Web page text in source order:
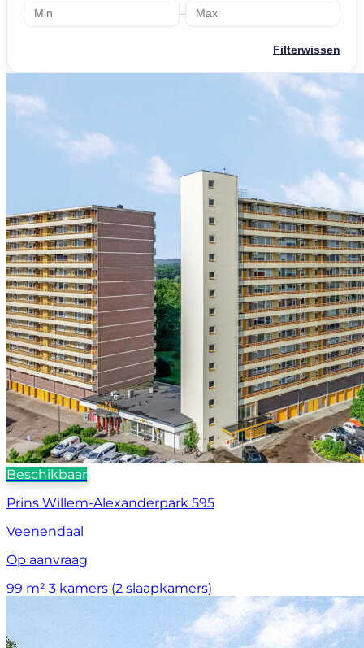
–
Filterwissen
Beschikbaar
Prins Willem-Alexanderpark 595
Veenendaal
Op aanvraag
99 m² 3 kamers (2 slaapkamers)